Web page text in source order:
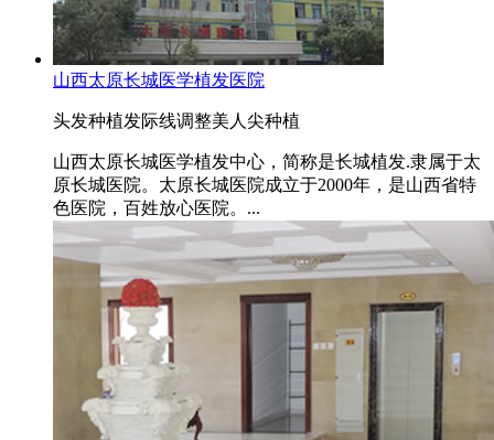
山西太原长城医学植发医院
头发种植发际线调整美人尖种植
山西太原长城医学植发中心，简称是长城植发.隶属于太
原长城医院。太原长城医院成立于2000年，是山西省特
色医院，百姓放心医院。...